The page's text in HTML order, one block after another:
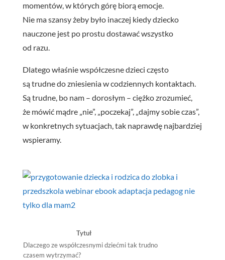
momentów, w których górę biorą emocje.
Nie ma szansy żeby było inaczej kiedy dziecko
nauczone jest po prostu dostawać wszystko
od razu.
Dlatego właśnie współczesne dzieci często
są trudne do zniesienia w codziennych kontaktach.
Są trudne, bo nam – dorosłym – ciężko zrozumieć,
że mówić mądre „nie”, „poczekaj”, „dajmy sobie czas”,
w konkretnych sytuacjach, tak naprawdę najbardziej
wspieramy.
Tytuł
Dlaczego ze współczesnymi dziećmi tak trudno
czasem wytrzymać?